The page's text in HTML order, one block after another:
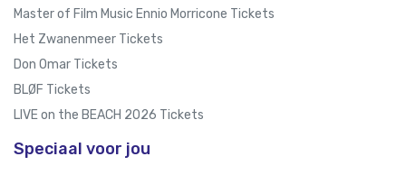
Master of Film Music Ennio Morricone Tickets
Het Zwanenmeer Tickets
Don Omar Tickets
BLØF Tickets
LIVE on the BEACH 2026 Tickets
Speciaal voor jou